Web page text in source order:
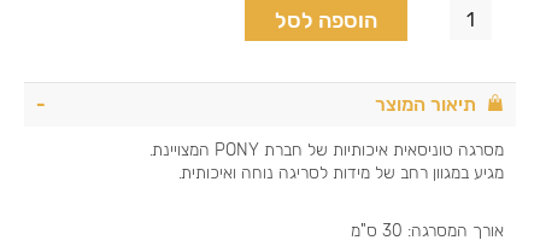
הוספה לסל
תיאור המוצר
מסרגה טוניסאית איכותיות של חברת PONY המצויינת.
מגיע במגוון רחב של מידות לסריגה נוחה ואיכותית.
אורך המסרגה: 30 ס"מ